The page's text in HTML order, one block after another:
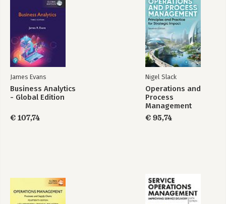
James Evans
Business Analytics
- Global Edition
€ 107,74
Nigel Slack
Operations and
Process
Management
€ 95,74